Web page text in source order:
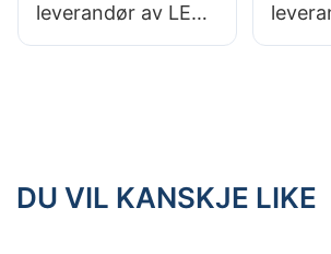
leverandør av LED-
høybalys for
DU VIL KANSKJE LIKE